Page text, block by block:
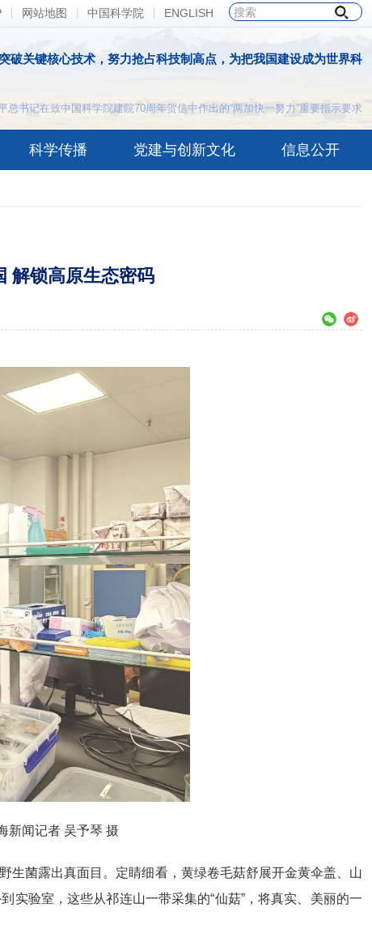
网站地图 中国科学院 ENGLISH
破关键核心技术，努力抢占科技制高点，为把我国建设成为世界科
书记在致中国科学院建院70周年贺信中作出的“两加快一努力”重要指示要求
科学传播 党建与创新文化 信息公开
解锁高原生态密码
新闻记者 吴予琴 摄
生菌露出真面目。定睛细看，黄绿卷毛菇舒展开金黄伞盖、山
验室，这些从祁连山一带采集的“仙菇”，将真实、美丽的一